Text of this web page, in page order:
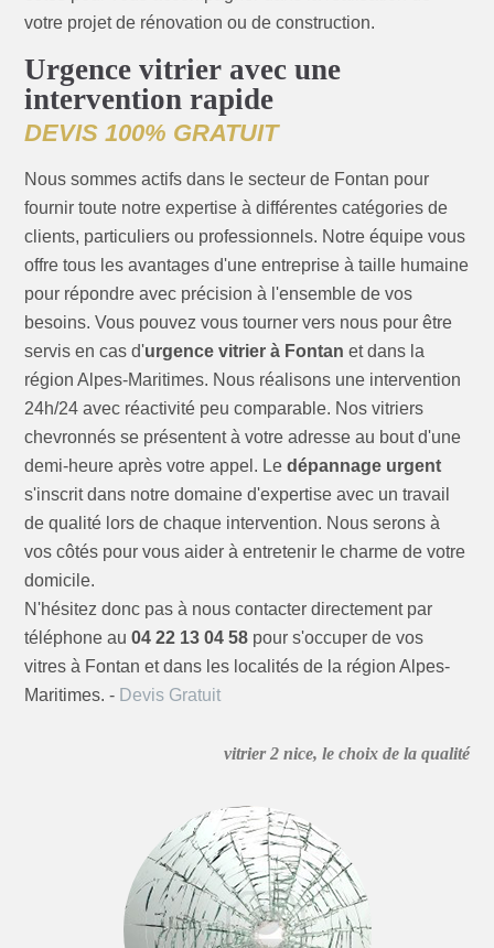
votre projet de rénovation ou de construction.
Urgence vitrier avec une
intervention rapide
DEVIS 100% GRATUIT
Nous sommes actifs dans le secteur de Fontan pour
fournir toute notre expertise à différentes catégories de
clients, particuliers ou professionnels. Notre équipe vous
offre tous les avantages d'une entreprise à taille humaine
pour répondre avec précision à l'ensemble de vos
besoins. Vous pouvez vous tourner vers nous pour être
servis en cas d'urgence vitrier à Fontan et dans la
région Alpes-Maritimes. Nous réalisons une intervention
24h/24 avec réactivité peu comparable. Nos vitriers
chevronnés se présentent à votre adresse au bout d'une
demi-heure après votre appel. Ledépannage urgent
s'inscrit dans notre domaine d'expertise avec un travail
de qualité lors de chaque intervention. Nous serons à
vos côtés pour vous aider à entretenir le charme de votre
domicile.
N'hésitez donc pas à nous contacter directement par
téléphone au04 22 13 04 58 pour s'occuper de vos
vitres à Fontan et dans les localités de la région Alpes-
Maritimes. - Devis Gratuit
vitrier 2 nice, le choix de la qualité